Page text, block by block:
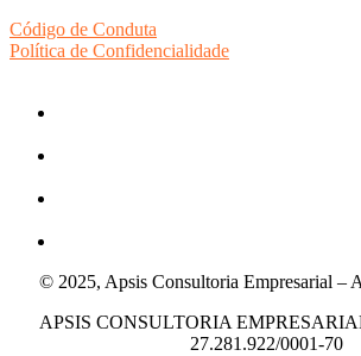
Código de Conduta
Política de Confidencialidade
© 2025, Apsis Consultoria Empresarial –
APSIS CONSULTORIA
27.281.922/0001-70